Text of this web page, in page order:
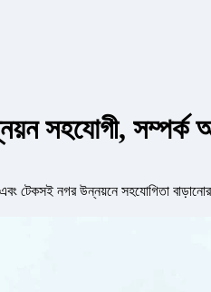
সহযোগী, সম্পর্ক
টেকসই নগর উন্নয়নে সহযোগিতা বাড়ানোর